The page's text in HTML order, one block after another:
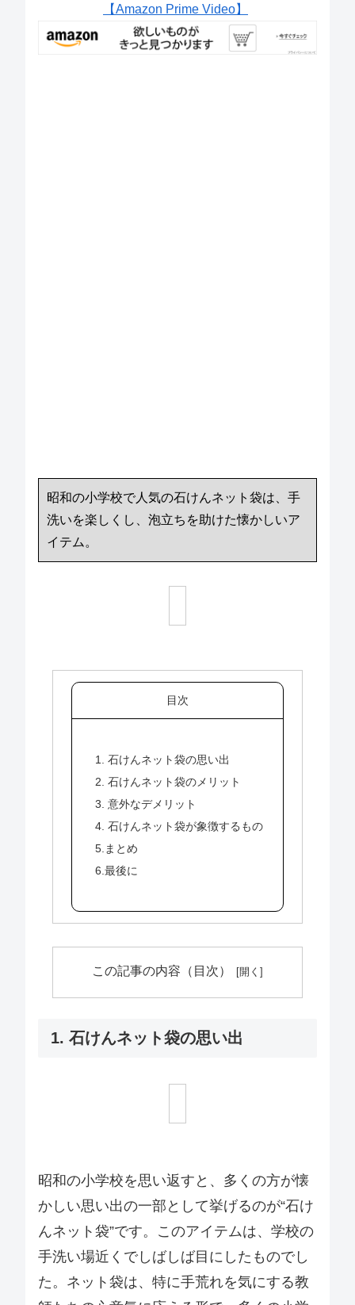
【Amazon Prime Video】
昭和の小学校で人気の石けんネット袋は、手
洗いを楽しくし、泡立ちを助けた懐かしいア
イテム。
目次
1. 石けんネット袋の思い出
2. 石けんネット袋のメリット
3. 意外なデメリット
4. 石けんネット袋が象徴するもの
5.まとめ
6.最後に
この記事の内容（目次）
1. 石けんネット袋の思い出
昭和の小学校を思い返すと、多くの方が懐
かしい思い出の一部として挙げるのが“石け
んネット袋”です。このアイテムは、学校の
手洗い場近くでしばしば目にしたものでし
た。ネット袋は、特に手荒れを気にする教